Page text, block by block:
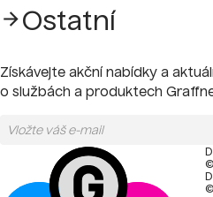
Ostatní
Získávejte akční nabídky a
o službách a produktech